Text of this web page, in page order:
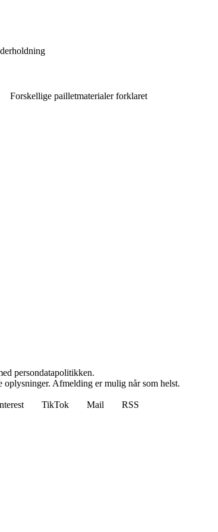
Forskellige pailletmaterialer forklaret
persondatapolitikken.
Afmelding er mulig når som helst.
TikTok Mail
RSS